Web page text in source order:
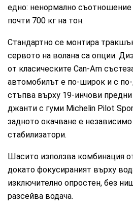
едно: ненормално
почти 700 кг на тон.
Стандартно се монтира
сервото на волана са опции.
от класическите Can-Am
автомобилът е по-широк и с
стъпва върху 19-инчови
джанти с гуми Michelin Pilot
задното окачване е
стабилизатори.
Шасито използва комбинация
докато фокусираният върху
изключително опростен, без
разсейва водача.